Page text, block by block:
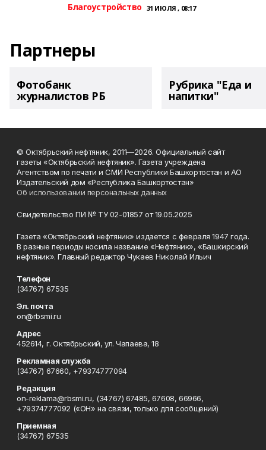
Благоустройство 31 ИЮЛЯ , 08:17
Партнеры
Фотобанк
журналистов РБ
Рубрика "Еда и
напитки"
© Октябрьский нефтяник, 2011—2026. Официальный сайт
газеты «Октябрьский нефтяник». Газета учреждена
Агентством по печати и СМИ Республики Башкортостан и АО
Издательский дом «Республика Башкортостан»
Об использовании персональных данных
Свидетельство ПИ № ТУ 02-01857 от 19.05.2025
Газета «Октябрьский нефтяник» издается с февраля 1947 года.
В разные периоды носила название «Нефтяник», «Башкирский
нефтяник». Главный редактор Чукаев Николай Ильич
Телефон
(34767) 67535
Эл. почта
on@rbsmi.ru
Адрес
452614, г. Октябрьский, ул. Чапаева, 18
Рекламная служба
(34767) 67660, +79374777094
Редакция
on-reklama@rbsmi.ru, (34767) 67485, 67608, 66966,
+79374777092 («ОН» на связи, только для сообщений)
Приемная
(34767) 67535